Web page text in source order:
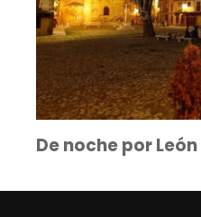
De noche por León